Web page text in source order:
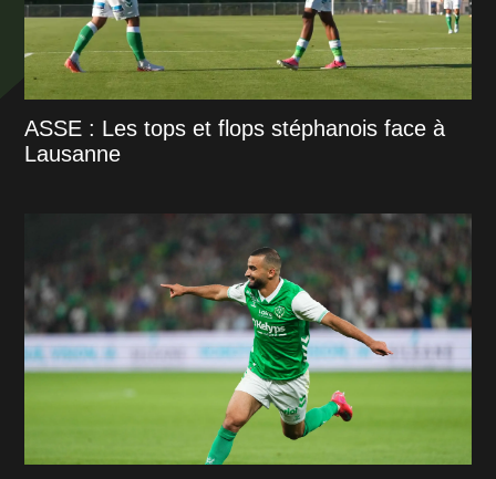
ASSE : Les tops et flops stéphanois face à
Lausanne